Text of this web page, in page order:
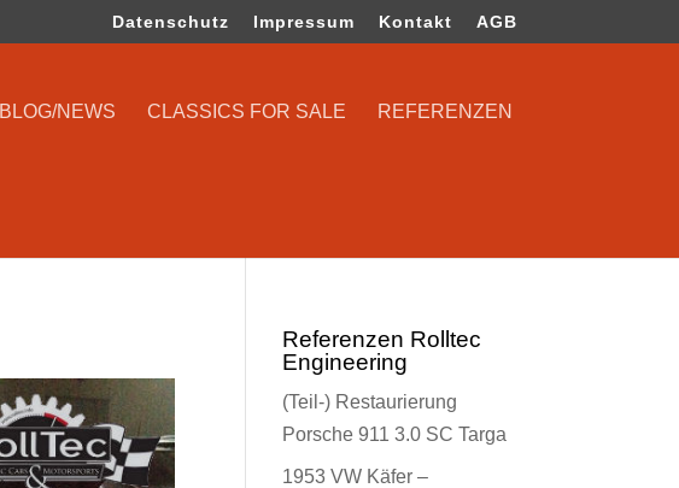
Datenschutz Impressum Kontakt AGB
BLOG/NEWS CLASSICS FOR SALE REFERENZEN
Referenzen Rolltec
Engineering
(Teil-) Restaurierung
Porsche 911 3.0 SC Targa
1953 VW Käfer –